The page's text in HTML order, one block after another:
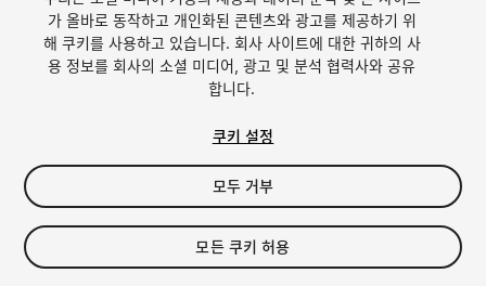
1/9
$9.99
세금/부가세는 결제 시 반영됩니다.
가 올바로 동작하고 개인화된 콘텐츠와 광고를 제공하기 위
해 쿠키를 사용하고 있습니다. 회사 사이트에 대한 귀하의 사
용 정보를 회사의 소셜 미디어, 광고 및 분석 협력사와 공유
합니다.
쿠키 설정
모두 거부
모든 쿠키 허용